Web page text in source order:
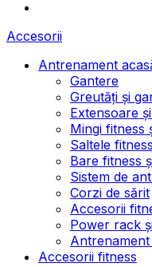
Accesorii
Antrenament
Gantere
Greutăți și
Extensoare
Mingi fitness
Saltele fitness
Bare fitness
Sistem de
Corzi de sărit
Accesorii
Power rack
Accesorii fitness